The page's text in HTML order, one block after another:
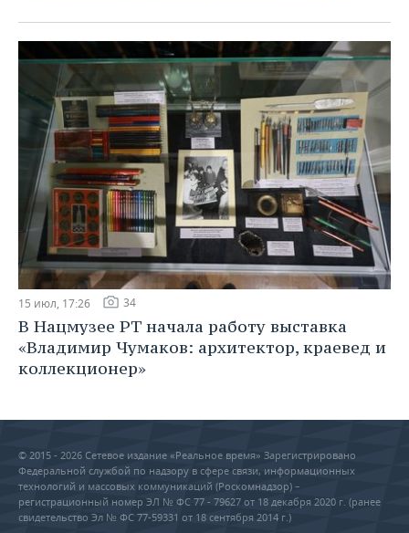
15 июл, 17:26 34
В Нацмузее РТ начала работу выставка
«Владимир Чумаков: архитектор, краевед и
коллекционер»
© 2015 - 2026 Сетевое издание «Реальное время» Зарегистрировано
Федеральной службой по надзору в сфере связи, информационных
технологий и массовых коммуникаций (Роскомнадзор) –
регистрационный номер ЭЛ № ФС 77 - 79627 от 18 декабря 2020 г. (ранее
свидетельство Эл № ФС 77-59331 от 18 сентября 2014 г.)